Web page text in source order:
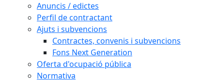
Anuncis / edictes
Perfil de contractant
Ajuts i subvencions
Contractes, convenis i subvencions
Fons Next Generation
Oferta d'ocupació pública
Normativa